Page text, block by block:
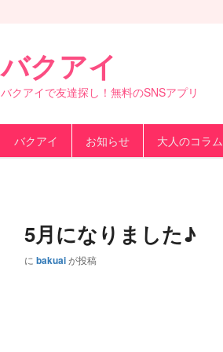
バクアイ
バクアイで友達探し！無料のSNSアプリ
バクアイ お知らせ 大人のコラム
5月になりました♪
に bakuaiが投稿